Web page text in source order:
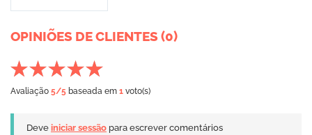
OPINIÕES DE CLIENTES (0)
Avaliação 5/5 baseada em 1 voto(s)
Deve iniciar sessão para escrever comentários